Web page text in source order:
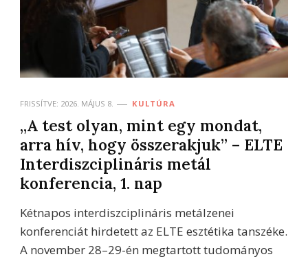
FRISSÍTVE: 2026. MÁJUS 8. KULTÚRA
„A test olyan, mint egy mondat,
arra hív, hogy összerakjuk” – ELTE
Interdiszciplináris metál
konferencia, 1. nap
Kétnapos interdiszciplináris metálzenei
konferenciát hirdetett az ELTE esztétika tanszéke.
A november 28–29-én megtartott tudományos